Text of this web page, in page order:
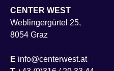
CENTER WEST
Weblingergürtel 25,
8054 Graz
E info@centerwest.at